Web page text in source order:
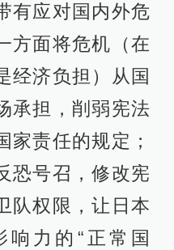
有应对国内外危
方面将危机（在
经济负担）从国
承担，削弱宪法
家责任的规定；
恐号召，修改宪
队权限，让日本
响力的“正常国